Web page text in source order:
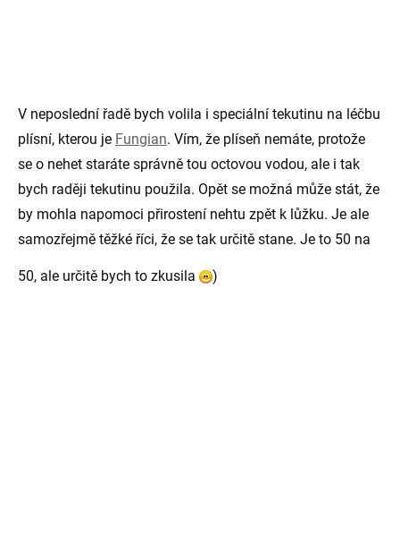
V neposlední řadě bych volila i speciální tekutinu na léčbu
plísní, kterou je Fungian. Vím, že plíseň nemáte, protože
se o nehet staráte správně tou octovou vodou, ale i tak
bych raději tekutinu použila. Opět se možná může stát, že
by mohla napomoci přirostení nehtu zpět k lůžku. Je ale
samozřejmě těžké říci, že se tak určitě stane. Je to 50 na
50, ale určitě bych to zkusila )